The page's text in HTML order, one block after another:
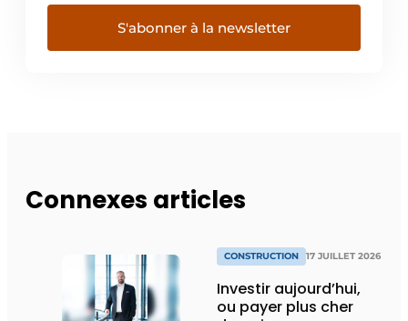
S'abonner à la newsletter
Connexes articles
CONSTRUCTION 17 JUILLET 2026
Investir aujourd’hui,
ou payer plus cher